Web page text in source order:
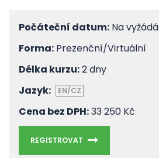
Počáteční datum: Na
Forma: Prezenční/Virtuální
Délka kurzu:2 dny
Jazyk:
EN/CZ
Cena bez DPH:33 250 Kč
REGISTROVAT